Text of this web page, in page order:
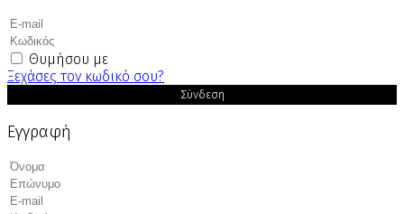
Θυμήσου με
Ξεχάσες τον κωδικό σου?
Σύνδεση
Εγγραφή